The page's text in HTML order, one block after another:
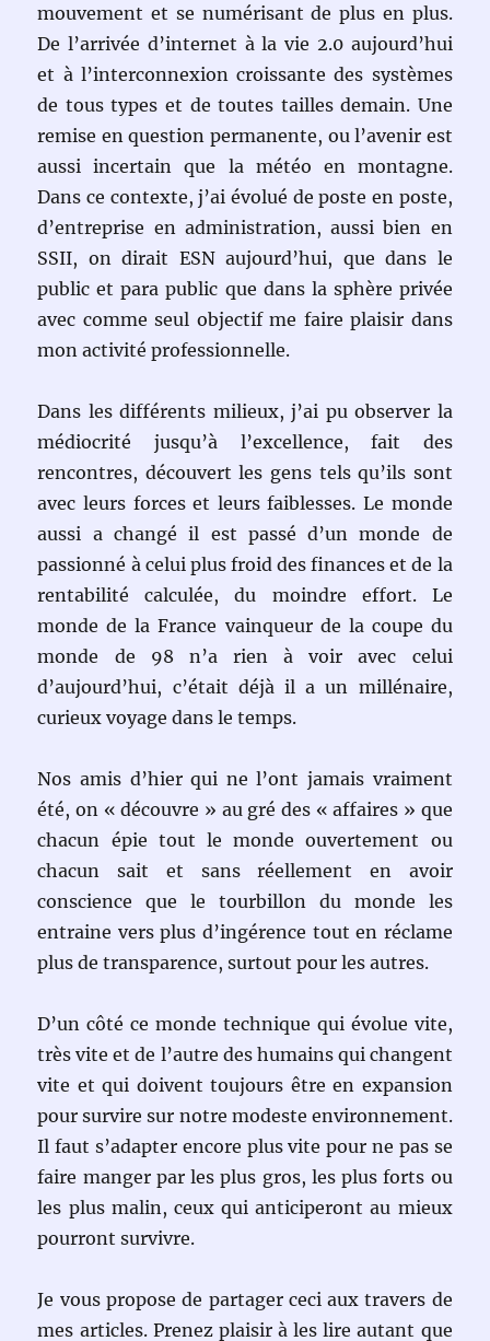
mouvement et se numérisant de plus en plus.
De l’arrivée d’internet à la vie 2.0 aujourd’hui
et à l’interconnexion croissante des systèmes
de tous types et de toutes tailles demain. Une
remise en question permanente, ou l’avenir est
aussi incertain que la météo en montagne.
Dans ce contexte, j’ai évolué de poste en poste,
d’entreprise en administration, aussi bien en
SSII, on dirait ESN aujourd’hui, que dans le
public et para public que dans la sphère privée
avec comme seul objectif me faire plaisir dans
mon activité professionnelle.
Dans les différents milieux, j’ai pu observer la
médiocrité jusqu’à l’excellence, fait des
rencontres, découvert les gens tels qu’ils sont
avec leurs forces et leurs faiblesses. Le monde
aussi a changé il est passé d’un monde de
passionné à celui plus froid des finances et de la
rentabilité calculée, du moindre effort. Le
monde de la France vainqueur de la coupe du
monde de 98 n’a rien à voir avec celui
d’aujourd’hui, c’était déjà il a un millénaire,
curieux voyage dans le temps.
Nos amis d’hier qui ne l’ont jamais vraiment
été, on « découvre » au gré des « affaires » que
chacun épie tout le monde ouvertement ou
chacun sait et sans réellement en avoir
conscience que le tourbillon du monde les
entraine vers plus d’ingérence tout en réclame
plus de transparence, surtout pour les autres.
D’un côté ce monde technique qui évolue vite,
très vite et de l’autre des humains qui changent
vite et qui doivent toujours être en expansion
pour survire sur notre modeste environnement.
Il faut s’adapter encore plus vite pour ne pas se
faire manger par les plus gros, les plus forts ou
les plus malin, ceux qui anticiperont au mieux
pourront survivre.
Je vous propose de partager ceci aux travers de
mes articles. Prenez plaisir à les lire autant que